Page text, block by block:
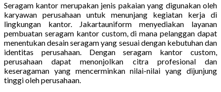
Seragam kantor merupakan jenis pakaian yang digunakan oleh
karyawan perusahaan untuk menunjang kegiatan kerja di
lingkungan kantor. Jakartauniform menyediakan layanan
pembuatan seragam kantor custom, di mana pelanggan dapat
menentukan desain seragam yang sesuai dengan kebutuhan dan
identitas perusahaan. Dengan seragam kantor custom,
perusahaan dapat menonjolkan citra profesional dan
keseragaman yang mencerminkan nilai-nilai yang dijunjung
tinggi oleh perusahaan.